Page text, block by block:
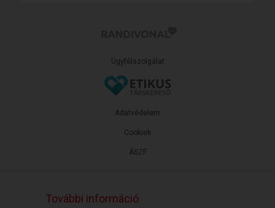
Ügyfélszolgálat
ÁSZF
Adatvédelem
Cookiek
További információ